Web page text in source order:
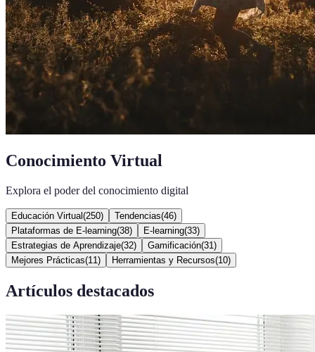
Conocimiento Virtual
Explora el poder del conocimiento digital
Educación Virtual (250) Tendencias(46)
Plataformas de E-learning(38) E-learning(33)
Estrategias de Aprendizaje(32) Gamificación(31 )
Mejores Prácticas(11 ) Herramientas y Recursos(10)
Artículos destacados